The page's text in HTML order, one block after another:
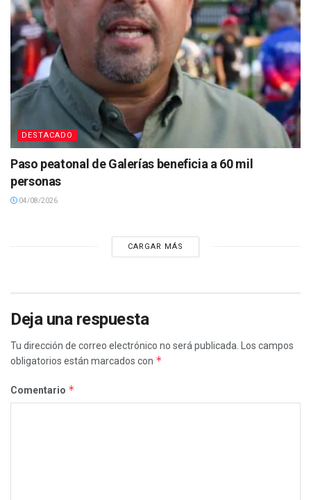
DESTACADO
Paso peatonal de Galerías beneficia a 60 mil
personas
04/08/2026
CARGAR MÁS
Deja una respuesta
Tu dirección de correo electrónico no será publicada.
Los campos
obligatorios están marcados con *
Comentario *